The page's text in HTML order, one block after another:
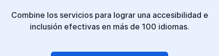
Combine los servicios para lograr una accesibilidad e
inclusión efectivas en más de 100 idiomas.